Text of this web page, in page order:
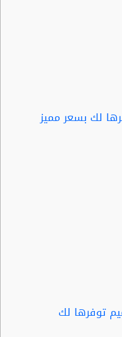
توفرها لك